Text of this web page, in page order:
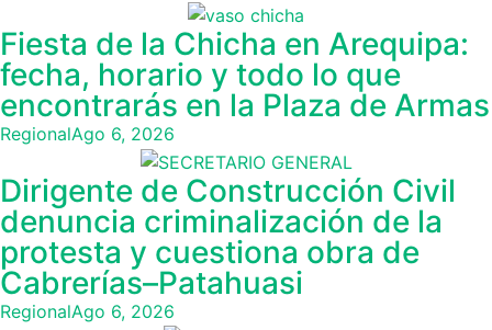
Fiesta de la Chicha en Arequipa:
fecha, horario y todo lo que
encontrarás en la Plaza de Armas
RegionalAgo 6, 2026
Dirigente de Construcción Civil
denuncia criminalización de la
protesta y cuestiona obra de
Cabrerías–Patahuasi
RegionalAgo 6, 2026